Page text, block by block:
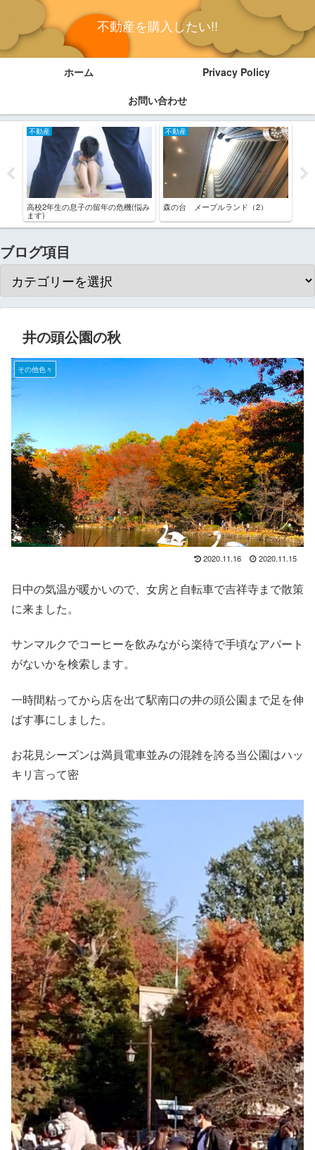
不動産を購入したい!!
ホーム
Privacy Policy
お問い合わせ
不動産
高校2年生の息子の留年の危機(悩み
ます)
不動産
森の台 メープルランド（2）
ブログ項目
井の頭公園の秋
その他色々
2020.11.16 2020.11.15
日中の気温が暖かいので、女房と自転車で吉祥寺まで散策
に来ました。
サンマルクでコーヒーを飲みながら楽待で手頃なアパート
がないかを検索します。
一時間粘ってから店を出て駅南口の井の頭公園まで足を伸
ばす事にしました。
お花見シーズンは満員電車並みの混雑を誇る当公園はハッ
キリ言って密